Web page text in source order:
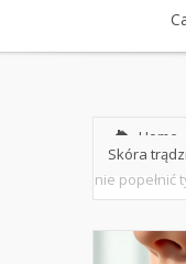
Home
Skóra
nie popełnić